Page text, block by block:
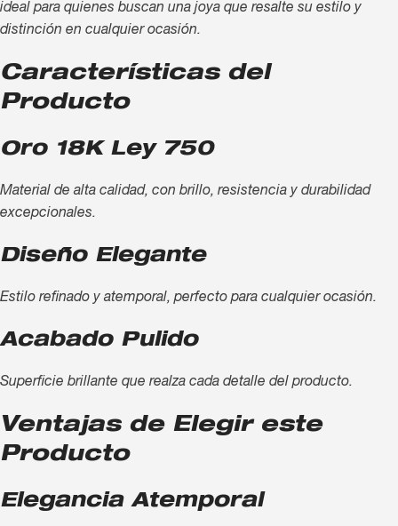
ideal para quienes buscan una joya que resalte su estilo y
distinción en cualquier ocasión.
Características del
Producto
Oro 18K Ley 750
Material de alta calidad, con brillo, resistencia y durabilidad
excepcionales.
Diseño Elegante
Estilo refinado y atemporal, perfecto para cualquier ocasión.
Acabado Pulido
Superficie brillante que realza cada detalle del producto.
Ventajas de Elegir este
Producto
Elegancia Atemporal